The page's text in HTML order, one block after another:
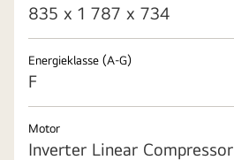
835 x 1 787 x 734
Energieklasse (A-G)
F
Motor
Inverter Linear Compressor